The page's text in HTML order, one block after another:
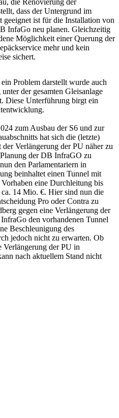
dass der Untergrund im
geeignet ist für die Installation von
InfaGo neu planen. Gleichzeitig
Möglichkeit einer Querung der
mehr und kein
sichert.
Problem darstellt wurde auch
der gesamten Gleisanlage
Diese Unterführung birgt ein
zum Ausbau der S6 und zur
hat sich die (letzte)
Verlängerung der PU näher zu
der DB InfraGO zu
den Parlamentariern in
beinhaltet einen Tunnel mit
eine Durchleitung bis
ca. 14 Mio. €. Hier sind nun die
Pro oder Contra zu
gegen eine Verlängerung der
den vorhandenen Tunnel
Beschleunigung des
jedoch nicht zu erwarten. Ob
der PU in
nach aktuellem Stand nicht